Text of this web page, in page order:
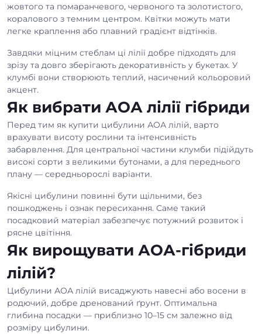
жовтого та помаранчевого, червоного та золотистого,
коралового з темним центром. Квітки можуть мати
легке краплення або плавний градієнт відтінків.
Завдяки міцним стеблам ці лілії добре підходять для
зрізу та довго зберігають декоративність у букетах. У
клумбі вони створюють теплий, насичений кольоровий
акцент.
Як вибрати АОА лілії гібриди
Перед тим як купити цибулини АОА лілій, варто
врахувати висоту рослини та інтенсивність
забарвлення. Для центральної частини клумби підійдуть
високі сорти з великими бутонами, а для переднього
плану — середньорослі варіанти.
Якісні цибулини повинні бути щільними, без
пошкоджень і ознак пересихання. Саме такий
посадковий матеріал забезпечує потужний розвиток і
рясне цвітіння.
Як вирощувати АОА-гібриди
лілій?
Цибулини АОА лілій висаджують навесні або восени в
родючий, добре дренований ґрунт. Оптимальна
глибина посадки — приблизно 10–15 см залежно від
розміру цибулини.